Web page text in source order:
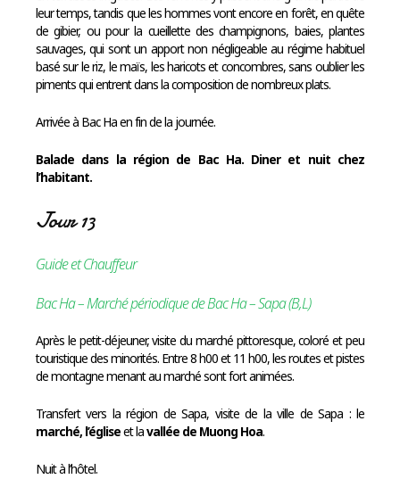
leur temps, tandis que les hommes vont encore en forêt, en quête
de gibier, ou pour la cueillette des champignons, baies, plantes
sauvages, qui sont un apport non négligeable au régime habituel
basé sur le riz, le maïs, les haricots et concombres, sans oublier les
piments qui entrent dans la composition de nombreux plats.
Arrivée à Bac Ha en fin de la journée.
Balade dans la région de Bac Ha. Diner et nuit chez
l’habitant.
Jour 13
Guide et Chauffeur
Bac Ha – Marché périodique de Bac Ha – Sapa (B,L)
Après le petit-déjeuner, visite du marché pittoresque, coloré et peu
touristique des minorités. Entre 8 h00 et 11 h00, les routes et pistes
de montagne menant au marché sont fort animées.
Transfert vers la région de Sapa, visite de la ville de Sapa : le
marché, l’égliseet lavallée de Muong Hoa.
Nuit à l’hôtel.